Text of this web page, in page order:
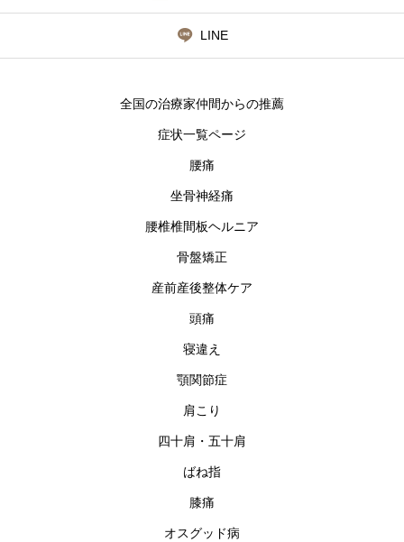
LINE
全国の治療家仲間からの推薦
症状一覧ページ
腰痛
坐骨神経痛
腰椎椎間板ヘルニア
骨盤矯正
産前産後整体ケア
頭痛
寝違え
顎関節症
肩こり
四十肩・五十肩
ばね指
膝痛
オスグッド病